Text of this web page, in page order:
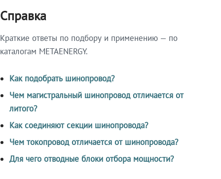
Справка
Краткие ответы по подбору и применению — по
каталогам METAENERGY.
Как подобрать шинопровод?
Чем магистральный шинопровод отличается от
литого?
Как соединяют секции шинопровода?
Чем токопровод отличается от шинопровода?
Для чего отводные блоки отбора мощности?